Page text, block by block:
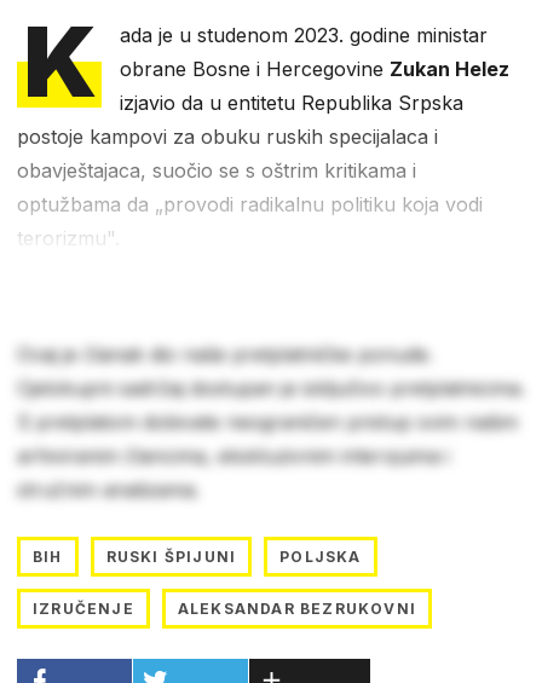
K
ada je u studenom 2023. godine ministar
obrane Bosne i Hercegovine Zukan Helez
izjavio da u entitetu Republika Srpska
postoje kampovi za obuku ruskih specijalaca i
obavještajaca, suočio se s oštrim kritikama i
optužbama da „provodi radikalnu politiku koja vodi
terorizmu".
Ovaj je članak dio naše pretplatničke ponude.
Cjelokupni sadržaj dostupan je isključivo pretplatnicima.
S pretplatom dobivate neograničen pristup svim našim
arhiviranim člancima, ekskluzivnim intervjuima i
stručnim analizama.
BIH RUSKI ŠPIJUNI POLJSKA
IZRUČENJE ALEKSANDAR BEZRUKOVNI